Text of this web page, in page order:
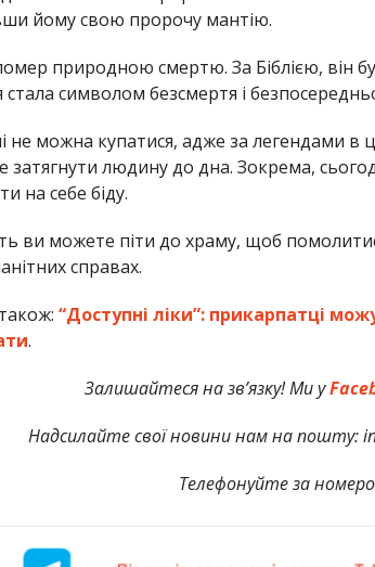
йому свою пророчу мантію.
природною смертю. За Біблією, він
стала символом безсмертя і
не можна купатися, адже за легендами в
затягнути людину до дна. Зокрема,
на себе біду.
ви можете піти до храму, щоб
справах.
“Доступні ліки”: прикарпатці
.
Залишайтеся на зв’язку! Ми у
Надсилайте свої новини нам на пошту:
Телефонуйте за